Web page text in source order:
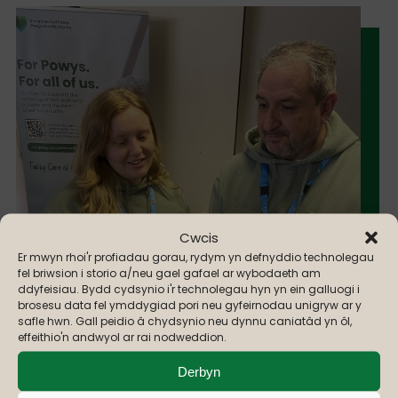
Cwcis
Er mwyn rhoi'r profiadau gorau, rydym yn defnyddio technolegau
fel briwsion i storio a/neu gael gafael ar wybodaeth am
ddyfeisiau. Bydd cydsynio i'r technolegau hyn yn ein galluogi i
brosesu data fel ymddygiad pori neu gyfeirnodau unigryw ar y
safle hwn. Gall peidio â chydsynio neu dynnu caniatâd yn ôl,
effeithio'n andwyol ar rai nodweddion.
Derbyn